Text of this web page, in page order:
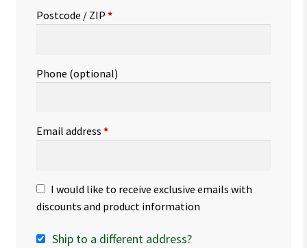
Postcode / ZIP *
Phone (optional)
Email address *
I would like to receive exclusive emails with
discounts and product information
Ship to a different address?